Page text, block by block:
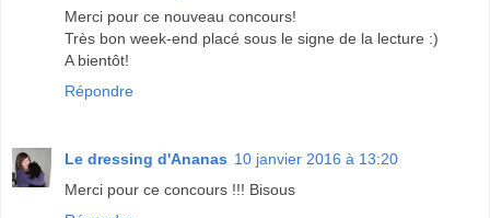
Merci pour ce nouveau concours!
Très bon week-end placé sous le signe de la lecture :)
A bientôt!
Répondre
Le dressing d'Ananas 10 janvier 2016 à 13:20
Merci pour ce concours !!! Bisous